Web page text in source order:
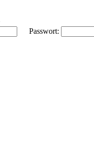
Passwort: